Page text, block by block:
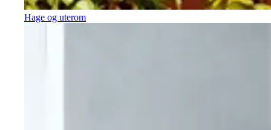
Hage og uterom